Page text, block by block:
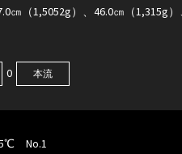
㎝（1,5052g）、46.0㎝（1,315g
0 本流
No.1